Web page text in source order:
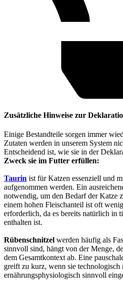
Zusätzliche Hinweise zur
Einige Bestandteile sorgen immer
Zutaten werden in unserem System
Entscheidend ist, wie sie in der
Zweck sie im Futter erfüllen:
Taurin ist für Katzen essenziell und
aufgenommen werden. Ein
notwendig, um den Bedarf der Katze
einem hohen Fleischanteil ist oft
erforderlich, da es bereits natürlich in
enthalten ist.
Rübenschnitzel werden häufig als
sinnvoll sind, hängt von der Menge,
dem Gesamtkontext ab. Eine
greift zu kurz, wenn sie technologisch
ernährungsphysiologisch sinnvoll